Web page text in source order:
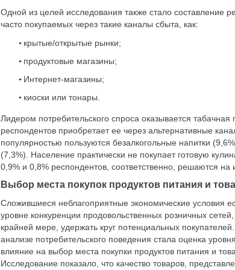
Одной из целей исследования также стало составление
часто покупаемых через такие каналы сбыта, как:
крытые/открытые рынки;
продуктовые магазины;
Интернет-магазины;
киоски или тонары.
Лидером потребительского спроса оказывается
респондентов приобретает ее через альтернативные
популярностью пользуются безалкогольные напитки
(7,3%). Население практически не покупает готовую
0,9% и 0,8% респондентов, соответственно, решаются на
Выбор места покупок продуктов питания и
Сложившиеся неблагоприятные экономические условия
уровне конкуренции продовольственных розничных
крайней мере, удержать круг потенциальных
анализе потребительского поведения стала оценка
влияние на выбор места покупки продуктов питания и
Исследование показало, что качество товаров,